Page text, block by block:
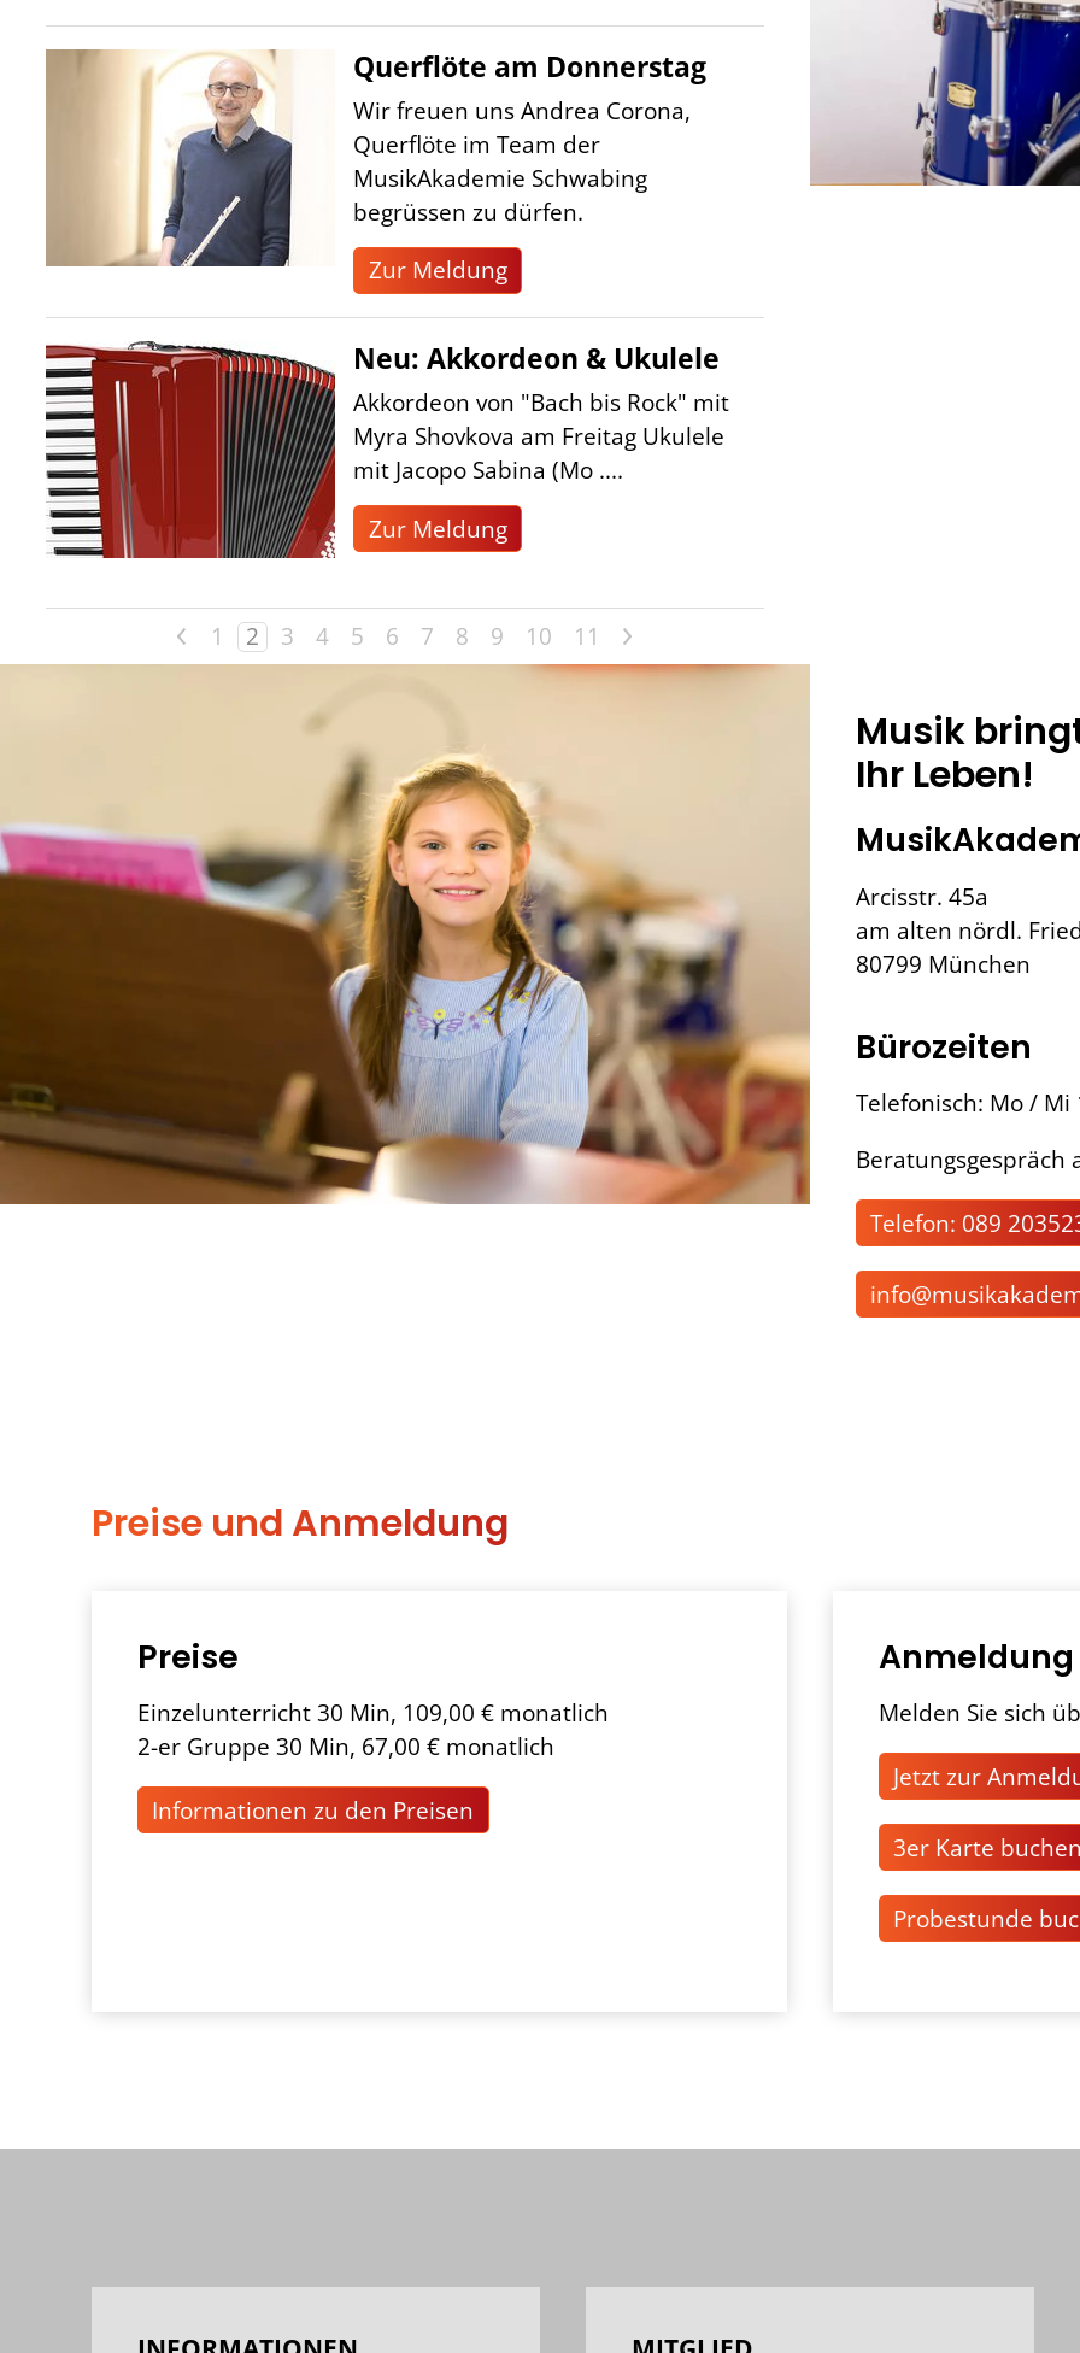
Querflöte am Donnerstag
Wir freuen uns Andrea Corona,
Querflöte im Team der
MusikAkademie Schwabing
begrüssen zu dürfen.
Zur Meldung
Neu: Akkordeon & Ukulele
Akkordeon von "Bach bis Rock" mit
Myra Shovkova am Freitag Ukulele
mit Jacopo Sabina (Mo ....
Zur Meldung
< 1 2 3 4 5 6 7 8 9 10 11 >
Musik
Ihr Leben!
Arcisstr. 45a
am alten nördl.
80799 München
Bürozeiten
Telefonisch: Mo / Mi
Beratungsgespräch
Telefon: 089
nf m s k k d
Preise und Anmeldung
Preise
Einzelunterricht 30 Min, 109,00 € monatlich
2-er Gruppe 30 Min, 67,00 € monatlich
Informationen zu den Preisen
Anmeldung
Melden Sie sich
Jetzt zur
3er Karte buchen
Probestunde